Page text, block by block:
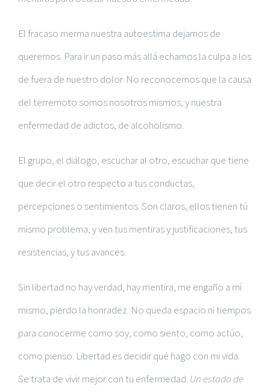
El fracaso merma nuestra autoestima dejamos de
querernos. Para ir un paso más allá echamos la culpa a los
de fuera de nuestro dolor. No reconocemos que la causa
del terremoto somos nosotros mismos, y nuestra
enfermedad de adictos, de alcoholismo.
El grupo, el diálogo, escuchar al otro, escuchar que tiene
que decir el otro respecto a tus conductas,
percepciones o sentimientos. Son claros, ellos tienen tú
mismo problema, y ven tus mentiras y justificaciones, tus
resistencias, y tus avances.
Sin libertad no hay verdad, hay mentira, me engaño a mí
mismo, pierdo la honradez. No queda espacio ni tiempos
para conocerme como soy, como siento, como actúo,
como pienso. Libertad es decidir qué hago con mi vida.
Se trata de vivir mejor con tu enfermedad. Un estado de